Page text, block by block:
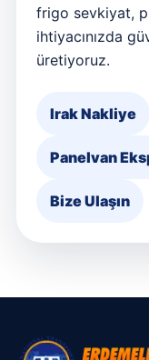
frigo sevkiyat,
ihtiyacınızda
üretiyoruz.
Irak Nakliye
Panelvan
Bize Ulaşın